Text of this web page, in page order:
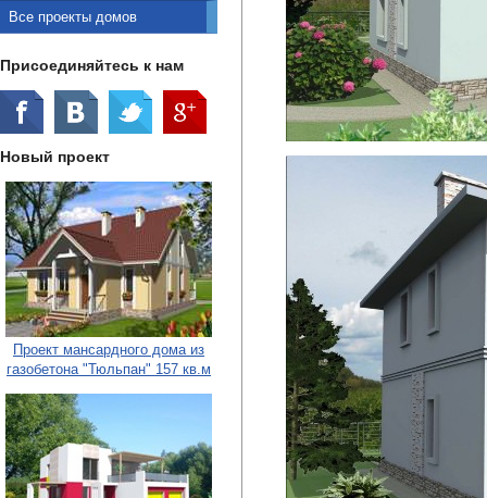
Все проекты домов
Присоединяйтесь к нам
Новый проект
Проект мансардного дома из
газобетона "Тюльпан" 157 кв.м